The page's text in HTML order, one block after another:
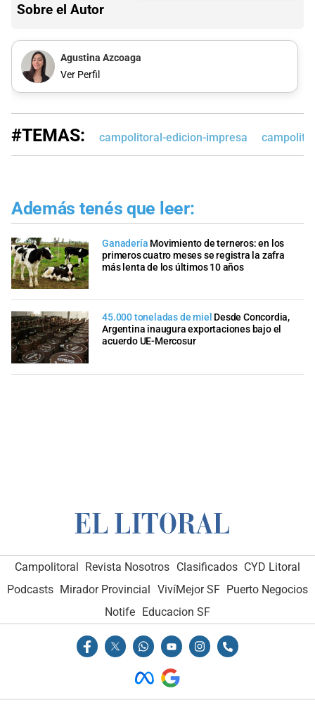
Sobre el Autor
Agustina Azcoaga
Ver Perfil
#TEMAS: campolitoral-edicion-impresa
Además tenés que leer:
Ganadería Movimiento de terneros: en los
primeros cuatro meses se registra la zafra
más lenta de los últimos 10 años
45.000 toneladas de miel Desde Concordia,
Argentina inaugura exportaciones bajo el
acuerdo UE-Mercosur
Campolitoral Revista Nosotros Clasificados CYD Litoral
Podcasts Mirador Provincial VivíMejor SF Puerto Negocios
Notife
Educacion SF